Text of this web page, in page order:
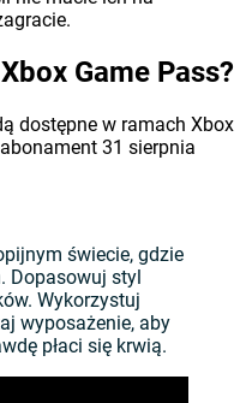
Game Pass?
dostępne w ramach Xbox
31 sierpnia
świecie, gdzie
Dopasowuj styl
Wykorzystuj
wyposażenie, aby
płaci się krwią.